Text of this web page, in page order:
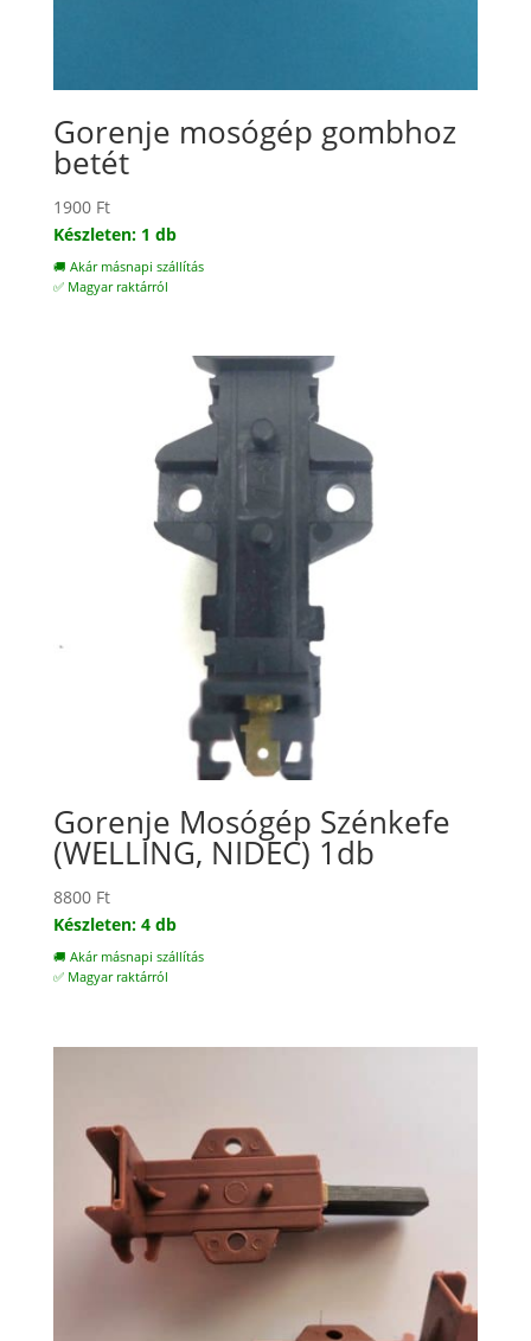
Gorenje mosógép gombhoz
betét
1900 Ft
Készleten: 1 db
🚚 Akár másnapi szállítás
✅ Magyar raktárról
Gorenje Mosógép Szénkefe
(WELLING, NIDEC) 1db
8800 Ft
Készleten: 4 db
🚚 Akár másnapi szállítás
✅ Magyar raktárról